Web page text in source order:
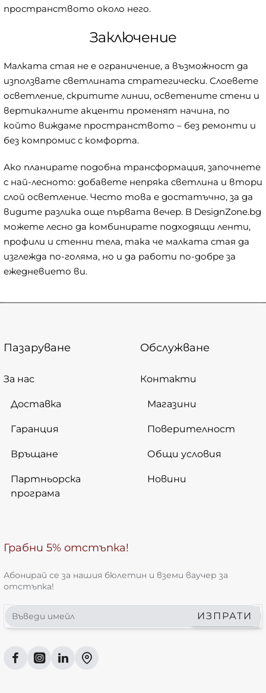
пространството около него.
Заключение
Малката стая не е ограничение, а възможност да
използвате светлината стратегически. Слоевете
осветление, скритите линии, осветените стени и
вертикалните акценти променят начина, по
който виждаме пространството – без ремонти и
без компромис с комфорта.
Ако планирате подобна трансформация, започнете
с най-лесното: добавете непряка светлина и втори
слой осветление. Често това е достатъчно, за да
видите разлика още първата вечер. В DesignZone.bg
можете лесно да комбинирате подходящи ленти,
профили и стенни тела, така че малката стая да
изглежда по-голяма, но и да работи по-добре за
ежедневието ви.
Пазаруване
За нас
Доставка
Гаранция
Връщане
Партньорска
програма
Обслужване
Контакти
Магазини
Поверителност
Общи условия
Новини
Грабни 5% отстъпка!
Абонирай се за нашия бюлетин и вземи ваучер за
отстъпка!
Въведи
имейл
ИЗПРАТИ